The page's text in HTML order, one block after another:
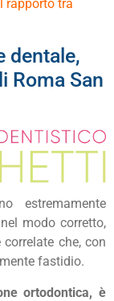
rapporto tra
dentale,
Roma San
estremamente
modo corretto,
che, con
fastidio.
ortodontica, è